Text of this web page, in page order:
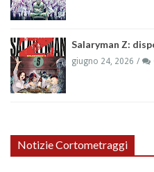
Salaryman Z:
giugno 24, 2026
Notizie Cortometraggi